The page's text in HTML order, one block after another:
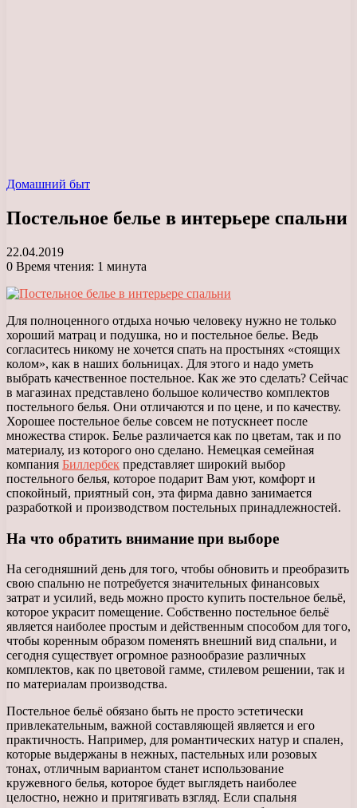
Домашний быт
Постельное белье в интерьере спальни
22.04.2019
0 Время чтения: 1 минута
Для полноценного отдыха ночью человеку нужно не только
хороший матрац и подушка, но и постельное белье. Ведь
согласитесь никому не хочется спать на простынях «стоящих
колом», как в наших больницах. Для этого и надо уметь
выбрать качественное постельное. Как же это сделать? Сейчас
в магазинах представлено большое количество комплектов
постельного белья. Они отличаются и по цене, и по качеству.
Хорошее постельное белье совсем не потускнеет после
множества стирок. Белье различается как по цветам, так и по
материалу, из которого оно сделано. Немецкая семейная
компания Биллербек представляет широкий выбор
постельного белья, которое подарит Вам уют, комфорт и
спокойный, приятный сон, эта фирма давно занимается
разработкой и производством постельных принадлежностей.
На что обратить внимание при выборе
На сегодняшний день для того, чтобы обновить и преобразить
свою спальню не потребуется значительных финансовых
затрат и усилий, ведь можно просто купить постельное бельё,
которое украсит помещение. Собственно постельное бельё
является наиболее простым и действенным способом для того,
чтобы коренным образом поменять внешний вид спальни, и
сегодня существует огромное разнообразие различных
комплектов, как по цветовой гамме, стилевом решении, так и
по материалам производства.
Постельное бельё обязано быть не просто эстетически
привлекательным, важной составляющей является и его
практичность. Например, для романтических натур и спален,
которые выдержаны в нежных, пастельных или розовых
тонах, отличным вариантом станет использование
кружевного белья, которое будет выглядеть наиболее
целостно, нежно и притягивать взгляд. Если спальня